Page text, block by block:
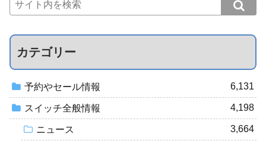
カテゴリー
予約やセール情報 6,131
スイッチ全般情報 4,198
ニュース 3,664